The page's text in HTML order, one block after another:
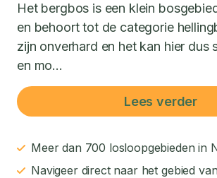
Het bergbos is een klein
en behoort tot de categorie
zijn onverhard en het kan hier dus
en mo...
Lees verder
Meer dan 700 losloopgebieden in
Navigeer direct naar het gebied